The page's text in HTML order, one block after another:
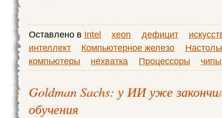
Оставлено в Intel xeon дефицит
интеллект
Компьютерное железо
компьютеры
нехватка Процессоры чипы
Goldman Sachs: у ИИ уже
обучения